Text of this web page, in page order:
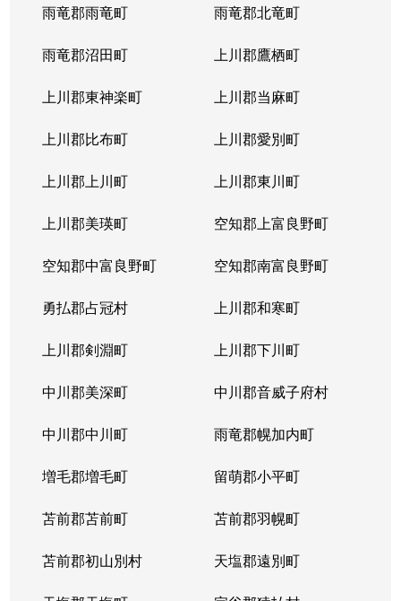
雨竜郡雨竜町 雨竜郡北竜町
雨竜郡沼田町 上川郡鷹栖町
上川郡東神楽町 上川郡当麻町
上川郡比布町 上川郡愛別町
上川郡上川町 上川郡東川町
上川郡美瑛町 空知郡上富良野町
空知郡中富良野町 空知郡南富良野町
勇払郡占冠村 上川郡和寒町
上川郡剣淵町 上川郡下川町
中川郡美深町 中川郡音威子府村
中川郡中川町 雨竜郡幌加内町
増毛郡増毛町 留萌郡小平町
苫前郡苫前町 苫前郡羽幌町
苫前郡初山別村 天塩郡遠別町